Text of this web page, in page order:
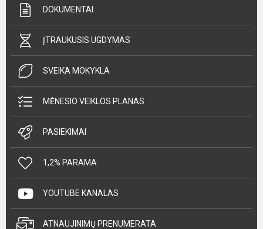
DOKUMENTAI
ĮTRAUKUSIS UGDYMAS
SVEIKA MOKYKLA
MĖNESIO VEIKLOS PLANAS
PASIEKIMAI
1,2% PARAMA
YOUTUBE KANALAS
ATNAUJINIMŲ PRENUMERATA